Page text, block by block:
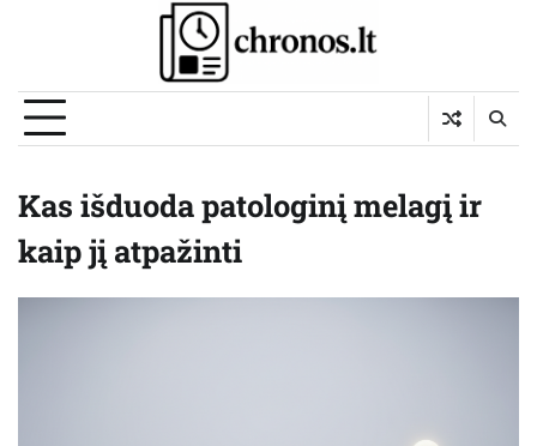
Kas išduoda patologinį melagį ir
kaip jį atpažinti